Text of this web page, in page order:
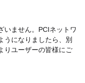
ません。 PCIネットワ
うになりましたら、別
りユーザーの皆様にご